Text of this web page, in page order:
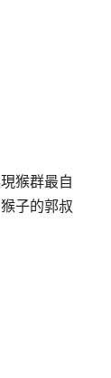
猴群最自
子的郭叔